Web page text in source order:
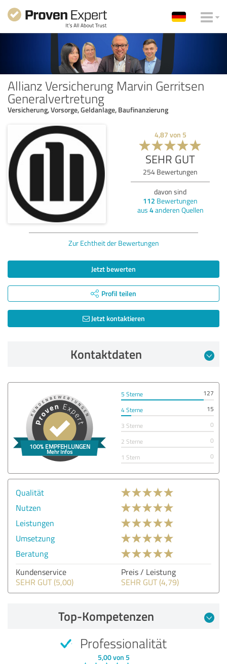
Allianz Versicherung Marvin Gerritsen
Generalvertretung
Versicherung, Vorsorge, Geldanlage, Baufinanzierung
4,87 von 5
SEHR GUT
254 Bewertungen
davon sind
112 Bewertungen
aus 4anderen Quellen
Zur Echtheit der Bewertungen
Jetzt bewerten
Profil teilen
Jetzt kontaktieren
Kontaktdaten
5 Sterne
127
4 Sterne
15
3 Sterne
0
2 Sterne
0
1 Stern
0
Qualität
Nutzen
Leistungen
Umsetzung
Beratung
Kundenservice
SEHR GUT (5,00)
Preis / Leistung
SEHR GUT (4,79)
Top-Kompetenzen
Professionalität
5,00 von 5